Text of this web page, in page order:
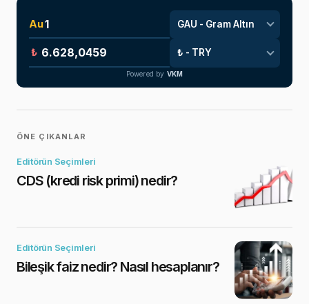
Au
₺
Powered by VKM
ÖNE ÇIKANLAR
Editörün Seçimleri
CDS (kredi risk primi) nedir?
Editörün Seçimleri
Bileşik faiz nedir? Nasıl hesaplanır?